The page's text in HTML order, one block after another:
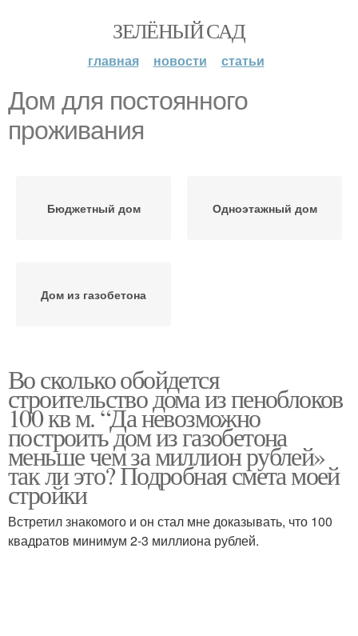
ЗЕЛЁНЫЙ САД
главная новости статьи
Дом для постоянного
проживания
Бюджетный дом Одноэтажный дом
Дом из газобетона
Во сколько обойдется
строительство дома из пеноблоков
100 кв м. “Да невозможно
построить дом из газобетона
меньше чем за миллион рублей»
так ли это? Подробная смета моей
стройки
Встретил знакомого и он стал мне доказывать, что 100
квадратов минимум 2-3 миллиона рублей.